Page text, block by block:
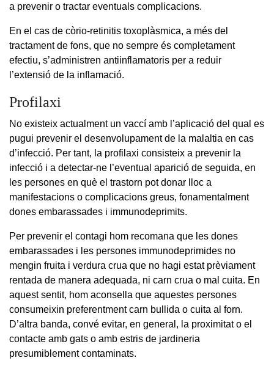
a prevenir o tractar eventuals complicacions.
En el cas de còrio-retinitis toxoplàsmica, a més del
tractament de fons, que no sempre és completament
efectiu, s’administren antiinflamatoris per a reduir
l’extensió de la inflamació.
Profilaxi
No existeix actualment un vaccí amb l’aplicació del qual es
pugui prevenir el desenvolupament de la malaltia en cas
d’infecció. Per tant, la profilaxi consisteix a prevenir la
infecció i a detectar-ne l’eventual aparició de seguida, en
les persones en què el trastorn pot donar lloc a
manifestacions o complicacions greus, fonamentalment
dones embarassades i immunodeprimits.
Per prevenir el contagi hom recomana que les dones
embarassades i les persones immunodeprimides no
mengin fruita i verdura crua que no hagi estat prèviament
rentada de manera adequada, ni carn crua o mal cuita. En
aquest sentit, hom aconsella que aquestes persones
consumeixin preferentment carn bullida o cuita al forn.
D’altra banda, convé evitar, en general, la proximitat o el
contacte amb gats o amb estris de jardineria
presumiblement contaminats.